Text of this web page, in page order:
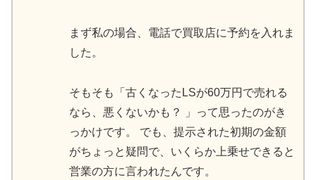
まず私の場合、電話で買取店に予約を入れま
した。
そもそも「古くなったLSが60万円で売れる
なら、悪くないかも？ 」って思ったのがき
っかけです。 でも、提示された初期の金額
がちょっと疑問で、いくらか上乗せできると
営業の方に言われたんです。